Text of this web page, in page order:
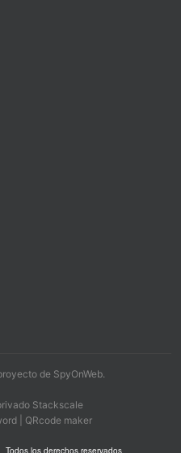
de SpyOnWeb.
Stackscale
QRcode maker
Todos los derechos reservados